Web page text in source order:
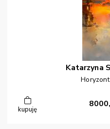
Katarzyna
kupuję